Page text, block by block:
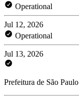
Operational
Jul 12, 2026
Operational
Jul 13, 2026
Prefeitura de São Paulo